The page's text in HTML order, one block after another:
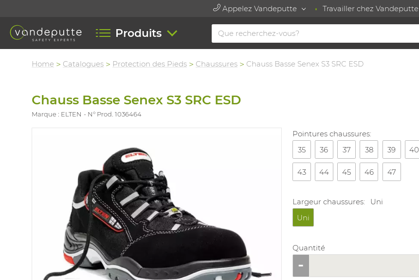
Appelez Vandeputte Travailler chez Vandeputte
Produits
Home Catalogues Protection des Pieds Chaussures Chauss Basse Senex S3 SRC ESD
Chauss Basse Senex S3 SRC ESD
Marque : ELTEN N° Prod. 1036464
Pointures chaussures:
35
36 37 38 39 40
43 44 45 46 47
Largeur chaussures:
Uni
Uni
Quantité